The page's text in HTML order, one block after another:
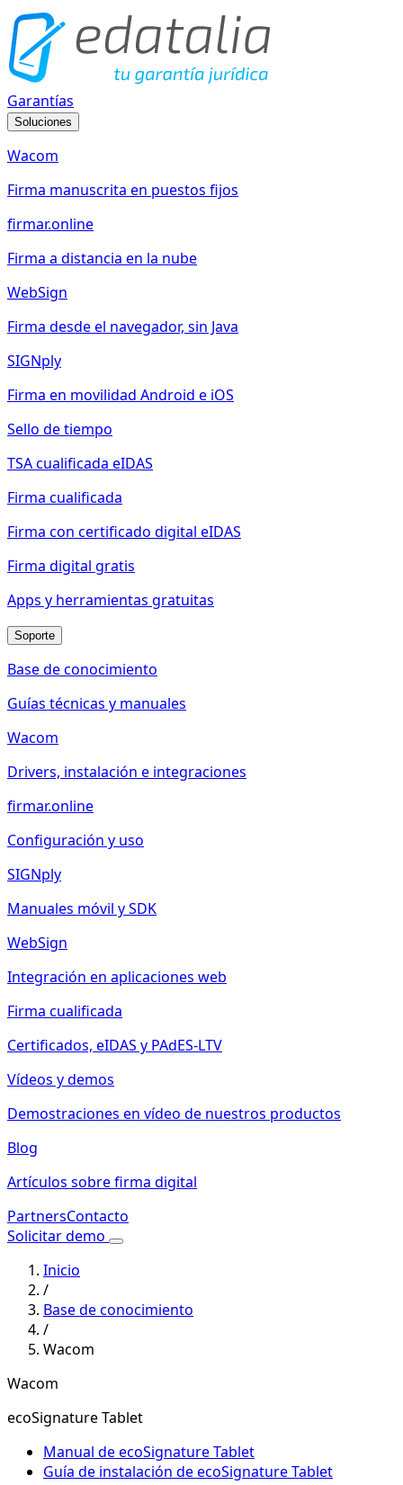
Garantías
Soluciones
Wacom
Firma manuscrita en puestos fijos
firmar.online
Firma a distancia en la nube
WebSign
Firma desde el navegador, sin Java
SIGNply
Firma en movilidad Android e iOS
Sello de tiempo
TSA cualificada eIDAS
Firma cualificada
Firma con certificado digital eIDAS
Firma digital gratis
Apps y herramientas gratuitas
Soporte
Base de conocimiento
Guías técnicas y manuales
Wacom
Drivers, instalación e integraciones
firmar.online
Configuración y uso
SIGNply
Manuales móvil y SDK
WebSign
Integración en aplicaciones web
Firma cualificada
Certificados, eIDAS y PAdES-LTV
Vídeos y demos
Demostraciones en vídeo de nuestros productos
Blog
Artículos sobre firma digital
PartnersContacto
Solicitar demo
Inicio
/
Base de conocimiento
/
Wacom
Wacom
ecoSignature Tablet
Manual de ecoSignature Tablet
Guía de instalación de ecoSignature Tablet